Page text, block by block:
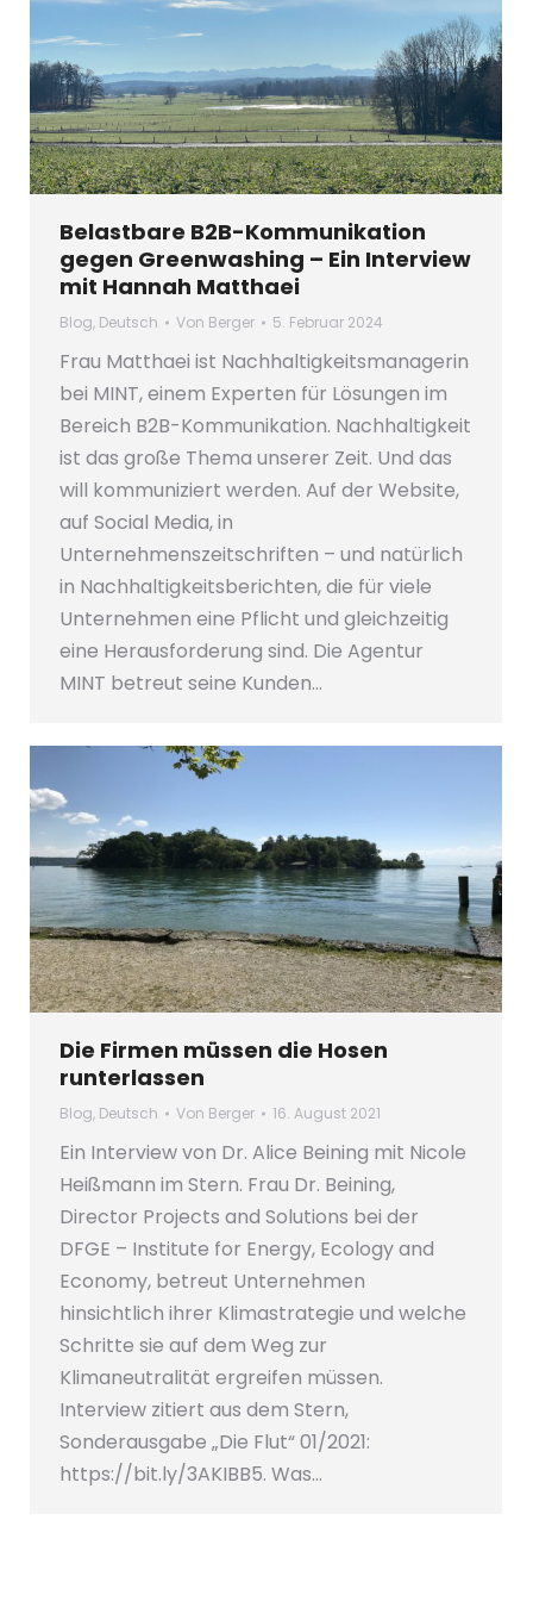
Belastbare B2B-Kommunikation
gegen Greenwashing – Ein Interview
mit Hannah Matthaei
Blog, Deutsch Von Berger 5. Februar 2024
Frau Matthaei ist Nachhaltigkeitsmanagerin
bei MINT, einem Experten für Lösungen im
Bereich B2B-Kommunikation. Nachhaltigkeit
ist das große Thema unserer Zeit. Und das
will kommuniziert werden. Auf der Website,
auf Social Media, in
Unternehmenszeitschriften – und natürlich
in Nachhaltigkeitsberichten, die für viele
Unternehmen eine Pflicht und gleichzeitig
eine Herausforderung sind. Die Agentur
MINT betreut seine Kunden…
Die Firmen müssen die Hosen
runterlassen
Blog, Deutsch Von Berger 16. August 2021
Ein Interview von Dr. Alice Beining mit Nicole
Heißmann im Stern. Frau Dr. Beining,
Director Projects and Solutions bei der
DFGE – Institute for Energy, Ecology and
Economy, betreut Unternehmen
hinsichtlich ihrer Klimastrategie und welche
Schritte sie auf dem Weg zur
Klimaneutralität ergreifen müssen.
Interview zitiert aus dem Stern,
Sonderausgabe „Die Flut“ 01/2021:
https://bit.ly/3AKIBB5. Was…